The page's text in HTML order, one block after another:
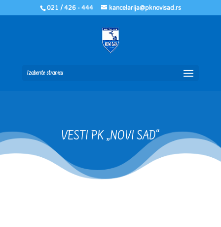
021 / 426 - 444 kancelarija@pknovisad.rs
Izaberite stranicu
VESTI PK „NOVI SAD“